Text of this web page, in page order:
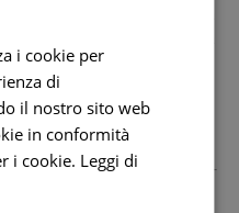
l'uso in caso di comprovata
dell'orecchio.
temperatura inferiore ai
i cookie per
di
il nostro sito web
in conformità
i cookie. Leggi di